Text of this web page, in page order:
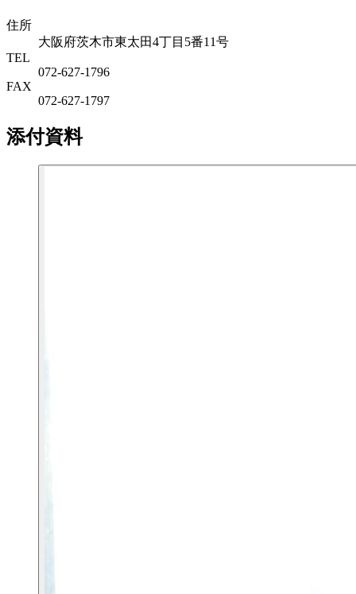
住所
大阪府茨木市東太田4丁目5番11号
TEL
072-627-1796
FAX
072-627-1797
添付資料